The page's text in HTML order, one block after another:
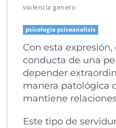
violencia genero
psicologia psicoanalisis
Con esta
conducta de una
depender
manera patológica
mantiene
Este tipo de